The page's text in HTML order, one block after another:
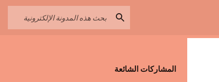
المشاركات الشائعة